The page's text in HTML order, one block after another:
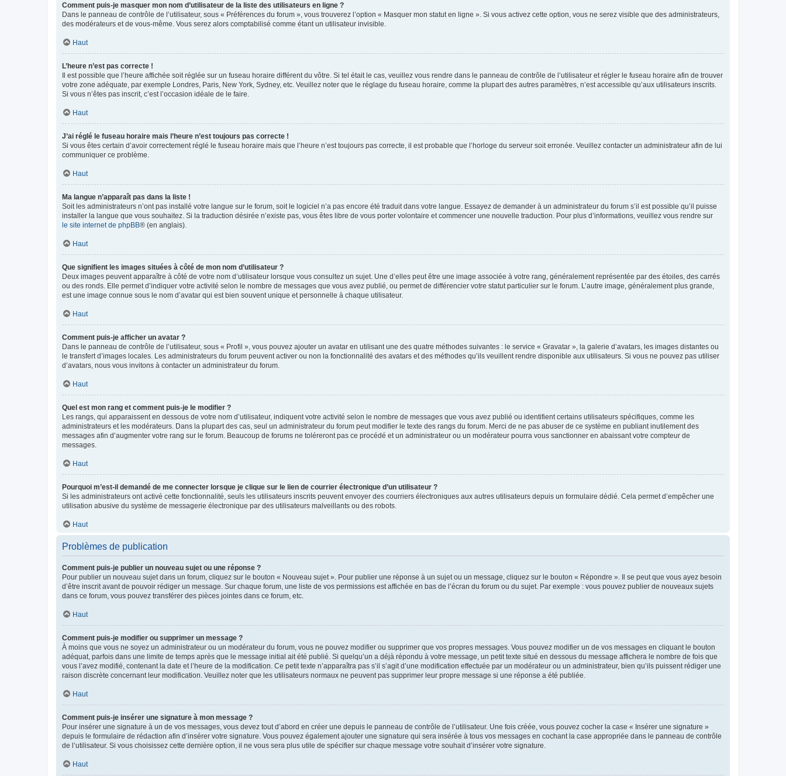
Comment puis-je masquer mon nom d’utilisateur de la liste des utilisateurs en ligne ?
Dans le panneau de contrôle de l’utilisateur, sous « Préférences du forum », vous trouverez l’option « Masquer mon statut en ligne ». Si vous activez cette option, vous ne serez visible que des administrateurs,
des modérateurs et de vous-même. Vous serez alors comptabilisé comme étant un utilisateur invisible.
Haut
L’heure n’est pas correcte !
Il est possible que l’heure affichée soit réglée sur un fuseau horaire différent du vôtre. Si tel était le cas, veuillez vous rendre dans le panneau de contrôle de l’utilisateur et régler le fuseau horaire afin de trouver
votre zone adéquate, par exemple Londres, Paris, New York, Sydney, etc. Veuillez noter que le réglage du fuseau horaire, comme la plupart des autres paramètres, n’est accessible qu’aux utilisateurs inscrits.
Si vous n’êtes pas inscrit, c’est l’occasion idéale de le faire.
Haut
J’ai réglé le fuseau horaire mais l’heure n’est toujours pas correcte !
Si vous êtes certain d’avoir correctement réglé le fuseau horaire mais que l’heure n’est toujours pas correcte, il est probable que l’horloge du serveur soit erronée. Veuillez contacter un administrateur afin de lui
communiquer ce problème.
Haut
Ma langue n’apparaît pas dans la liste !
Soit les administrateurs n’ont pas installé votre langue sur le forum, soit le logiciel n’a pas encore été traduit dans votre langue. Essayez de demander à un administrateur du forum s’il est possible qu’il puisse
installer la langue que vous souhaitez. Si la traduction désirée n’existe pas, vous êtes libre de vous porter volontaire et commencer une nouvelle traduction. Pour plus d’informations, veuillez vous rendre sur
le site internet de phpBB® (en anglais).
Haut
Que signifient les images situées à côté de mon nom d’utilisateur ?
Deux images peuvent apparaître à côté de votre nom d’utilisateur lorsque vous consultez un sujet. Une d’elles peut être une image associée à votre rang, généralement représentée par des étoiles, des carrés
ou des ronds. Elle permet d’indiquer votre activité selon le nombre de messages que vous avez publié, ou permet de différencier votre statut particulier sur le forum. L’autre image, généralement plus grande,
est une image connue sous le nom d’avatar qui est bien souvent unique et personnelle à chaque utilisateur.
Haut
Comment puis-je afficher un avatar ?
Dans le panneau de contrôle de l’utilisateur, sous « Profil », vous pouvez ajouter un avatar en utilisant une des quatre méthodes suivantes : le service « Gravatar », la galerie d’avatars, les images distantes ou
le transfert d’images locales. Les administrateurs du forum peuvent activer ou non la fonctionnalité des avatars et des méthodes qu’ils veuillent rendre disponible aux utilisateurs. Si vous ne pouvez pas utiliser
d’avatars, nous vous invitons à contacter un administrateur du forum.
Haut
Quel est mon rang et comment puis-je le modifier ?
Les rangs, qui apparaissent en dessous de votre nom d’utilisateur, indiquent votre activité selon le nombre de messages que vous avez publié ou identifient certains utilisateurs spécifiques, comme les
administrateurs et les modérateurs. Dans la plupart des cas, seul un administrateur du forum peut modifier le texte des rangs du forum. Merci de ne pas abuser de ce système en publiant inutilement des
messages afin d’augmenter votre rang sur le forum. Beaucoup de forums ne toléreront pas ce procédé et un administrateur ou un modérateur pourra vous sanctionner en abaissant votre compteur de
messages.
Haut
Pourquoi m’est-il demandé de me connecter lorsque je clique sur le lien de courrier électronique d’un utilisateur ?
Si les administrateurs ont activé cette fonctionnalité, seuls les utilisateurs inscrits peuvent envoyer des courriers électroniques aux autres utilisateurs depuis un formulaire dédié. Cela permet d’empêcher une
utilisation abusive du système de messagerie électronique par des utilisateurs malveillants ou des robots.
Haut
Problèmes de publication
Comment puis-je publier un nouveau sujet ou une réponse ?
Pour publier un nouveau sujet dans un forum, cliquez sur le bouton « Nouveau sujet ». Pour publier une réponse à un sujet ou un message, cliquez sur le bouton « Répondre ». Il se peut que vous ayez besoin
d’être inscrit avant de pouvoir rédiger un message. Sur chaque forum, une liste de vos permissions est affichée en bas de l’écran du forum ou du sujet. Par exemple : vous pouvez publier de nouveaux sujets
dans ce forum, vous pouvez transférer des pièces jointes dans ce forum, etc.
Haut
Comment puis-je modifier ou supprimer un message ?
À moins que vous ne soyez un administrateur ou un modérateur du forum, vous ne pouvez modifier ou supprimer que vos propres messages. Vous pouvez modifier un de vos messages en cliquant le bouton
adéquat, parfois dans une limite de temps après que le message initial ait été publié. Si quelqu’un a déjà répondu à votre message, un petit texte situé en dessous du message affichera le nombre de fois que
vous l’avez modifié, contenant la date et l’heure de la modification. Ce petit texte n’apparaîtra pas s’il s’agit d’une modification effectuée par un modérateur ou un administrateur, bien qu’ils puissent rédiger une
raison discrète concernant leur modification. Veuillez noter que les utilisateurs normaux ne peuvent pas supprimer leur propre message si une réponse a été publiée.
Haut
Comment puis-je insérer une signature à mon message ?
Pour insérer une signature à un de vos messages, vous devez tout d’abord en créer une depuis le panneau de contrôle de l’utilisateur. Une fois créée, vous pouvez cocher la case « Insérer une signature »
depuis le formulaire de rédaction afin d’insérer votre signature. Vous pouvez également ajouter une signature qui sera insérée à tous vos messages en cochant la case appropriée dans le panneau de contrôle
de l’utilisateur. Si vous choisissez cette dernière option, il ne vous sera plus utile de spécifier sur chaque message votre souhait d’insérer votre signature.
Haut